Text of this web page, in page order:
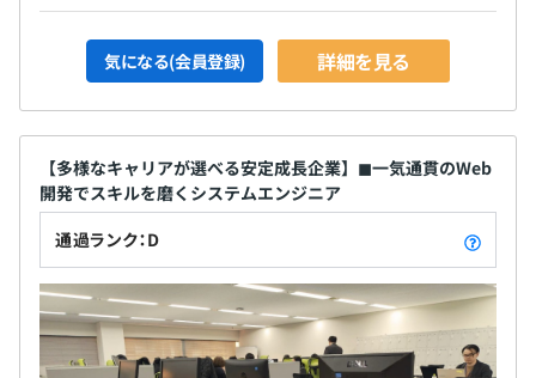
気になる(会員登録) 詳細を見る
【多様なキャリアが選べる安定成長企業】◼︎一気通貫のWeb
開発でスキルを磨くシステムエンジニア
通過ランク：D